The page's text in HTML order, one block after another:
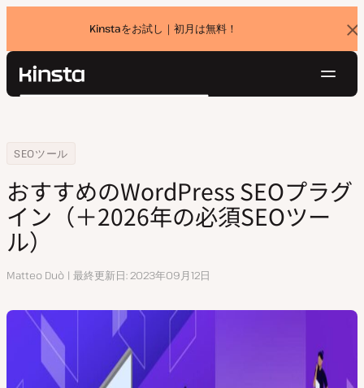
Kinstaをお試し｜初月は無料！
バ
ナ
Kinsta®
ョ
ン
価格設定
お問い合わせ
検
Home
リソースセンター
SEOツール
おすすめのWordPress SEOプラグイン（＋2024年の必須SEOツール）
おすすめのWordPress SEOプラグ
イン（＋2026年の必須SEOツー
ル）
執
Matteo Duò 最終更新日 2023年09月12日